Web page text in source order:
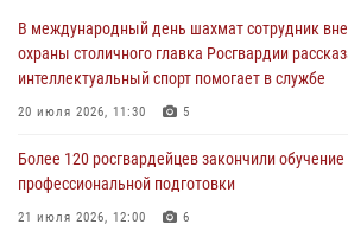
матче в Москве обеспечила Росгвардия
06 августа 2026, 08:30
Столичные росгвардейцы задержали мужчину,
05 августа 2026, 12:39
Московские росгвардейцы обеспечили
В международный день шахмат сотрудник
охраны столичного главка Росгвардии
интеллектуальный спорт помогает в службе
20 июля 2026, 11:30 5
Более 120 росгвардейцев закончили
профессиональной подготовки
21 июля 2026, 12:00 6